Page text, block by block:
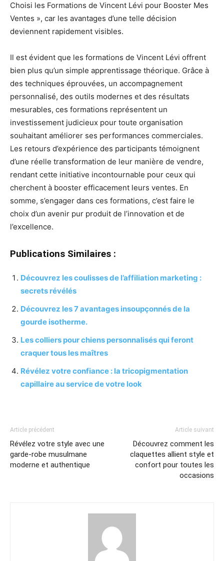
Choisi les Formations de Vincent Lévi pour Booster Mes
Ventes », car les avantages d’une telle décision
deviennent rapidement visibles.
Il est évident que les formations de Vincent Lévi offrent
bien plus qu’un simple apprentissage théorique. Grâce à
des techniques éprouvées, un accompagnement
personnalisé, des outils modernes et des résultats
mesurables, ces formations représentent un
investissement judicieux pour toute organisation
souhaitant améliorer ses performances commerciales.
Les retours d’expérience des participants témoignent
d’une réelle transformation de leur manière de vendre,
rendant cette initiative incontournable pour ceux qui
cherchent à booster efficacement leurs ventes. En
somme, s’engager dans ces formations, c’est faire le
choix d’un avenir pur produit de l’innovation et de
l’excellence.
Publications Similaires :
Découvrez les coulisses de l’affiliation marketing :
secrets révélés
Découvrez les 7 avantages insoupçonnés de la
gourde isotherme.
Les colliers pour chiens personnalisés qui feront
craquer tous les maîtres
Révélez votre confiance : la tricopigmentation
capillaire au service de votre look
Article précédent
Révélez votre style avec une
garde-robe musulmane
moderne et authentique
Article suivant
Découvrez comment les
claquettes allient style et
confort pour toutes les
occasions